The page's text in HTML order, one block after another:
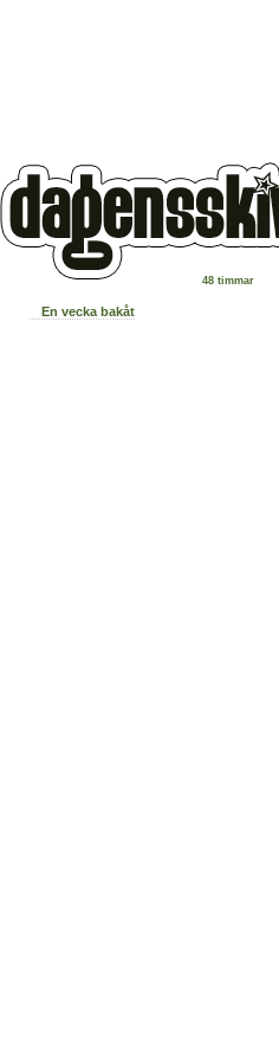
48 timmar
En vecka bakåt